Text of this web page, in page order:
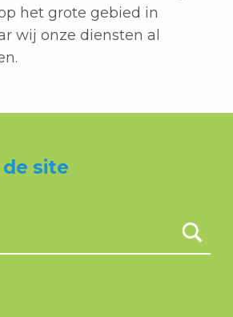
het grote gebied in
wij onze diensten al
site